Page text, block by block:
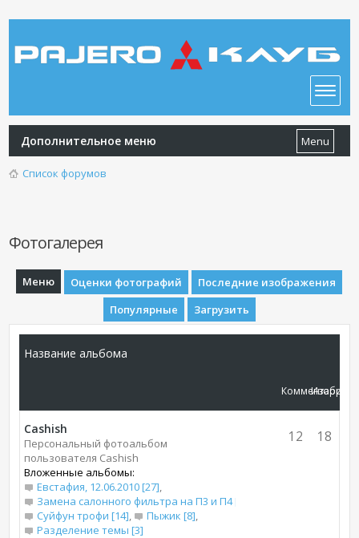
Дополнительное меню Menu
Список форумов
Фотогалерея
Меню Оценки фотографий
Последние изображения
Популярные
Загрузить
Название альбома
Комментарии
Cashish
Персональный фотоальбом
пользователя Cashish
Вложенные альбомы:
Евстафия, 12.06.2010 [27],
Замена салонного фильтра на П3 и П4 [7]
Суйфун трофи [14], Пыжик [8],
Разделение темы [3]
18
12